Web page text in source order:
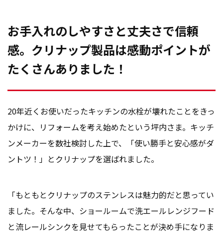
お手入れのしやすさと丈夫さで信頼
感。クリナップ製品は感動ポイントが
たくさんありました！
20年近くお使いだったキッチンの水栓が壊れたことをきっ
かけに、リフォームを考え始めたという坪内さま。キッチ
ンメーカーを数社検討した上で、「使い勝手と安心感がダ
ントツ！」とクリナップを選ばれました。
「もともとクリナップのステンレスは魅力的だと思ってい
ました。そんな中、ショールームで洗エールレンジフード
と流レールシンクを見せてもらったことが決め手になりま